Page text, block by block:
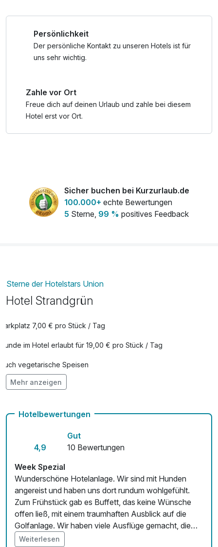
anderen Gästen auf das neue Jahr an und erleben Sie
einen unvergesslichen Abend voller Freude und Genuss.
neue Jahr. Spaziergänge am nahegelegenen Strand
runden Ihr Silvestererlebnis perfekt ab.
Persönlichkeit
Der persönliche Kontakt zu unseren Hotels ist für
uns sehr wichtig.
Zahle vor Ort
Freue dich auf deinen Urlaub und zahle bei diesem
Hotel erst vor Ort.
Sicher buchen bei Kurzurlaub.de
100.000+ echte Bewertungen
5 Sterne, 99 % positives Feedback
Sterne der Hotelstars Union
Hotel Strandgrün
Parkplatz 7,00 € pro Stück / Tag
Hunde im Hotel erlaubt für 19,00 € pro Stück / Tag
Auch vegetarische Speisen
Fahrradverleih
Mehr anzeigen
Hotelbewertungen
4,9
Gut
10 Bewertungen
Week Spezial
Wunderschöne Hotelanlage. Wir sind mit Hunden
angereist und haben uns dort rundum wohlgefühlt.
Zum Frühstück gab es Buffett, das keine Wünsche
offen ließ, mit einem traumhaften Ausblick auf die
Golfanlage. Wir haben viele Ausflüge gemacht, die
City und der Strand sind nicht weit weg. Der
Weiterlesen